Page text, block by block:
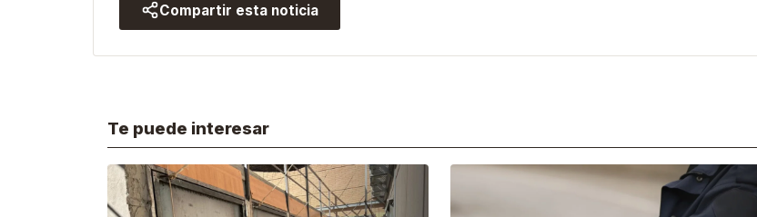
Compartir esta noticia
Te puede interesar